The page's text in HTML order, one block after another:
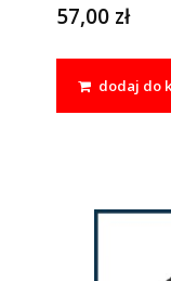
57,00 zł
dodaj do